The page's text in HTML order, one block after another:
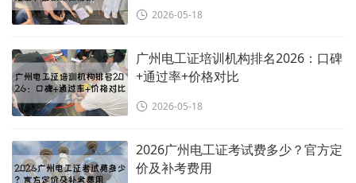
2026-05-18
广州电工证培训机构排名2026：口碑
+通过率+价格对比
2026-05-18
2026广州电工证考试费多少？官方定
价及补考费用